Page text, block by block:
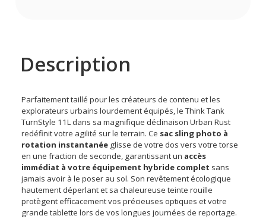
Description
Parfaitement taillé pour les créateurs de contenu et les
explorateurs urbains lourdement équipés, le Think Tank
TurnStyle 11L dans sa magnifique déclinaison Urban Rust
redéfinit votre agilité sur le terrain. Ce sac sling photo à
rotation instantanée glisse de votre dos vers votre torse
en une fraction de seconde, garantissant un accès
immédiat à votre équipement hybride complet sans
jamais avoir à le poser au sol. Son revêtement écologique
hautement déperlant et sa chaleureuse teinte rouille
protègent efficacement vos précieuses optiques et votre
grande tablette lors de vos longues journées de reportage.